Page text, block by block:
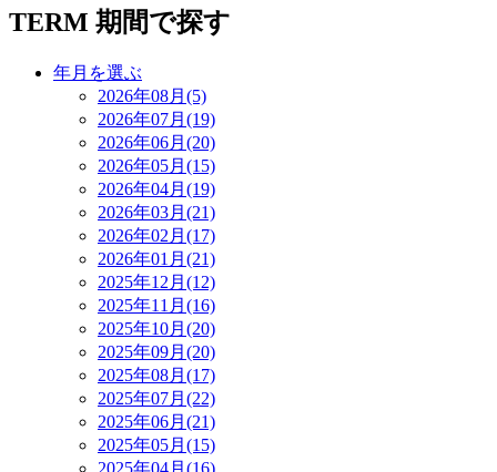
TERM 期間で探す
年月を選ぶ
2026年08月(5)
2026年07月(19)
2026年06月(20)
2026年05月(15)
2026年04月(19)
2026年03月(21)
2026年02月(17)
2026年01月(21)
2025年12月(12)
2025年11月(16)
2025年10月(20)
2025年09月(20)
2025年08月(17)
2025年07月(22)
2025年06月(21)
2025年05月(15)
2025年04月(16)